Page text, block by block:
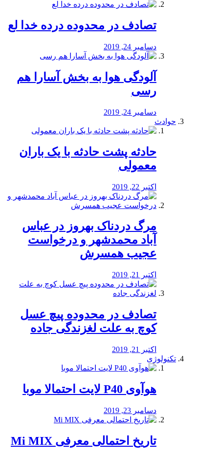
تصادف در محدوده درده خدا لع
دسامبر 24, 2019
آلودگی هوا به بخش آسارا هم
رسی
دسامبر 24, 2019
حوادث
️حادثه پشت حادثه با یک باران
معمولی
اکتبر 22, 2019
مرگ دردناک بهروز در عباس
آباد محمدشهر و درخواست
عجیب همسرش
اکتبر 21, 2019
تصادف در محدوده پیچ عسل
کوچ به علت لغزندگی جاده
اکتبر 21, 2019
تکنولوژی
هوآوی P40 لایت احتمالا موبا
دسامبر 23, 2019
تاریخ احتمالی معرفی Mi MIX